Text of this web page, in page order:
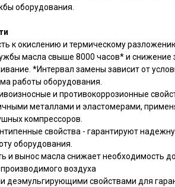
оборудования.
к окислению и термическому
масла свыше 8000 часов* и снижение
*Интервал замены зависит от
работы оборудования.
и противокоррозионные
металлами и эластомерами,
компрессоров.
свойства - гарантируют
оборудования.
и вынос масла снижает необходимость
воздуха
деэмульгирующими свойствами для